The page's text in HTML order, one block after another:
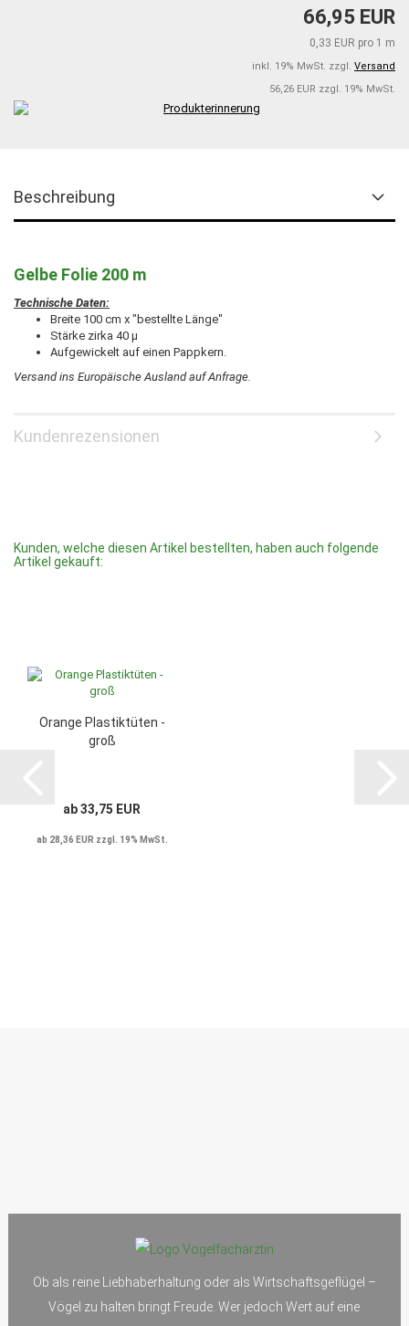
66,95 EUR
0,33 EUR pro 1 m
inkl. 19% MwSt. zzgl. Versand
56,26 EUR zzgl. 19% MwSt.
Beschreibung
Gelbe Folie 200 m
Technische Daten:
Breite 100 cm x "bestellte Länge"
Stärke zirka 40 µ
Aufgewickelt auf einen Pappkern.
Versand ins Europäische Ausland auf Anfrage.
Kundenrezensionen
Kunden, welche diesen Artikel bestellten, haben auch folgende
Artikel gekauft:
Orange Plastiktüten -
groß
ab 33,75 EUR
ab 28,36 EUR zzgl. 19% MwSt.
Ob als reine Liebhaberhaltung oder als Wirtschaftsgeflügel –
Vögel zu halten bringt Freude. Wer jedoch Wert auf eine